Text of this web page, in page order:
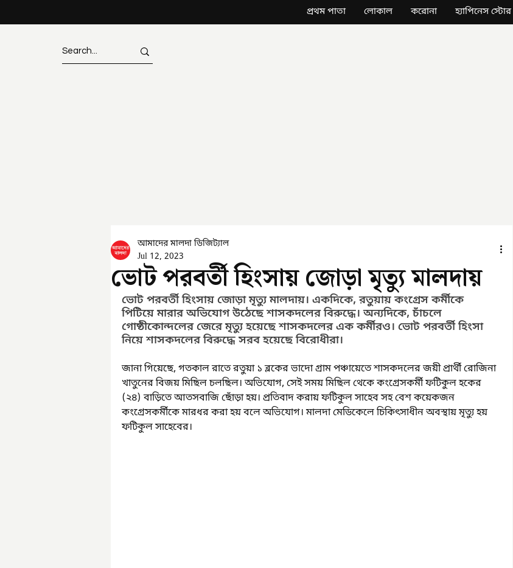
প্রথম পাতা লোকাল করোনা হ্যাপিনেস স্টোর
ভোট পরবর্তী হিংসায় জোড়া মৃত্যু মালদায়
আমাদের মালদা ডিজিট্যাল
Jul 12, 2023
ভোট পরবর্তী হিংসায় জোড়া মৃত্যু মালদায়। একদিকে, রতুয়ায় কংগ্রেস কর্মীকে
পিটিয়ে মারার অভিযোগ উঠেছে শাসকদলের বিরুদ্ধে। অন্যদিকে, চাঁচলে
গোষ্ঠীকোন্দলের জেরে মৃত্যু হয়েছে শাসকদলের এক কর্মীরও। ভোট পরবর্তী হিংসা
নিয়ে শাসকদলের বিরুদ্ধে সরব হয়েছে বিরোধীরা।
জানা গিয়েছে, গতকাল রাতে রতুয়া ১ ব্লকের ভাদো গ্রাম পঞ্চায়েতে শাসকদলের জয়ী প্রার্থী রোজিনা
খাতুনের বিজয় মিছিল চলছিল। অভিযোগ, সেই সময় মিছিল থেকে কংগ্রেসকর্মী ফটিকুল হকের
(২৪) বাড়িতে আতসবাজি ছোঁড়া হয়। প্রতিবাদ করায় ফটিকুল সাহেব সহ বেশ কয়েকজন
কংগ্রেসকর্মীকে মারধর করা হয় বলে অভিযোগ। মালদা মেডিকেলে চিকিৎসাধীন অবস্থায় মৃত্যু হয়
ফটিকুল সাহেবের।